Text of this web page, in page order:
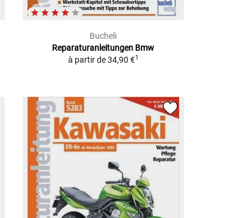
Bucheli
Reparaturanleitungen Bmw
à partir de34,90 €1